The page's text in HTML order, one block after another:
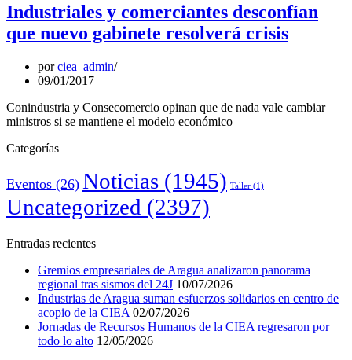
Industriales y comerciantes desconfían
que nuevo gabinete resolverá crisis
porciea_admin
09/01/2017
Conindustria y Consecomercio opinan que de nada vale cambiar
ministros si se mantiene el modelo económico
Categorías
Eventos (26) Noticias (1945) Taller (1)
Uncategorized (2397)
Entradas recientes
Gremios empresariales de Aragua analizaron panorama
regional tras sismos del 24J 10/07/2026
Industrias de Aragua suman esfuerzos solidarios en centro de
acopio de la CIEA 02/07/2026
Jornadas de Recursos Humanos de la CIEA regresaron por
todo lo alto 12/05/2026